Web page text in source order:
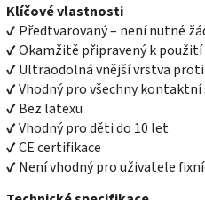
Klíčové vlastnosti
✔ Předtvarovaný – není nutné
✔ Okamžitě připravený k použití
✔ Ultraodolná vnější vrstva
✔ Vhodný pro všechny
✔ Bez latexu
✔ Vhodný pro děti do 10 let
✔ CE certifikace
✔ Není vhodný pro uživatele